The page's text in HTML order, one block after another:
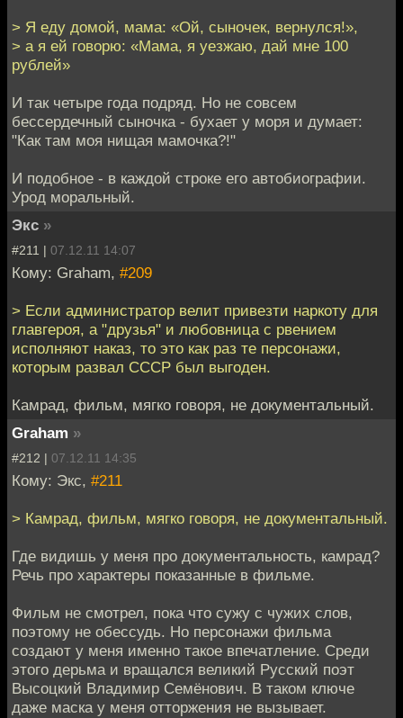
> Я еду домой, мама: «Ой, сыночек, вернулся!»,
> а я ей говорю: «Мама, я уезжаю, дай мне 100
рублей»
И так четыре года подряд. Но не совсем
бессердечный сыночка - бухает у моря и думает:
"Как там моя нищая мамочка?!"
И подобное - в каждой строке его автобиографии.
Урод моральный.
Экс »
#211 | 07.12.11 14:07
Кому: Graham, #209
> Если администратор велит привезти наркоту для
главгероя, а "друзья" и любовница с рвением
исполняют наказ, то это как раз те персонажи,
которым развал СССР был выгоден.
Камрад, фильм, мягко говоря, не документальный.
Graham »
#212 | 07.12.11 14:35
Кому: Экс, #211
> Камрад, фильм, мягко говоря, не документальный.
Где видишь у меня про документальность, камрад?
Речь про характеры показанные в фильме.
Фильм не смотрел, пока что сужу с чужих слов,
поэтому не обессудь. Но персонажи фильма
создают у меня именно такое впечатление. Среди
этого дерьма и вращался великий Русский поэт
Высоцкий Владимир Семёнович. В таком ключе
даже маска у меня отторжения не вызывает.